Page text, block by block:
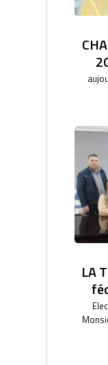
LA